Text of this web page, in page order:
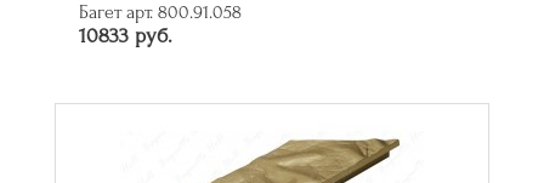
Багет арт. 800.91.058
10833 руб.